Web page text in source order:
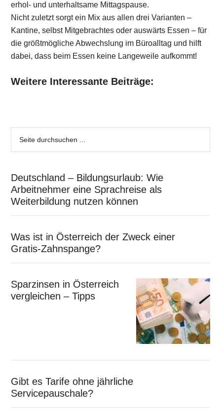
erhol- und unterhaltsame Mittagspause.
Nicht zuletzt sorgt ein Mix aus allen drei Varianten –
Kantine, selbst Mitgebrachtes oder auswärts Essen – für
die größtmögliche Abwechslung im Büroalltag und hilft
dabei, dass beim Essen keine Langeweile aufkommt!
Weitere Interessante Beiträge:
Deutschland – Bildungsurlaub: Wie
Arbeitnehmer eine Sprachreise als
Weiterbildung nutzen können
Was ist in Österreich der Zweck einer
Gratis-Zahnspange?
Sparzinsen in Österreich
vergleichen – Tipps
Gibt es Tarife ohne jährliche
Servicepauschale?